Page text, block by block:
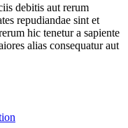
debitis aut rerum
repudiandae sint et
hic tenetur a sapiente
alias consequatur aut